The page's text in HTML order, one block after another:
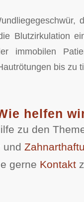
Blutzirkulation
immobilen
bis zu
helfen
zu den
und
gerne Kontakt